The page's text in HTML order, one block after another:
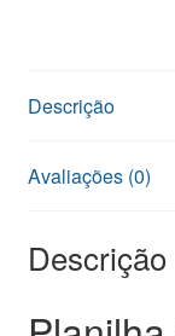
Descrição
Avaliações (0)
Descrição